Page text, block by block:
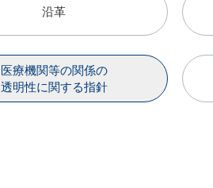
沿革
医療機関等の関係の
透明性に関する指針